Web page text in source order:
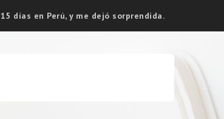
15 días en Perú, y me dejó sorprendida.